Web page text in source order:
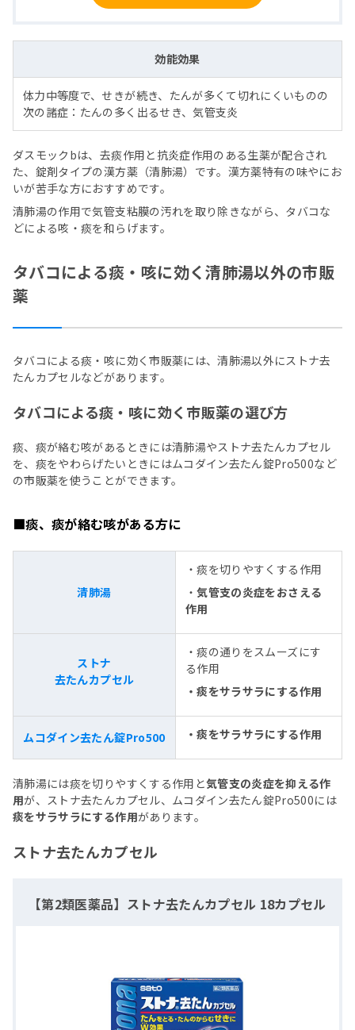
効能効果
体力中等度で、せきが続き、たんが多くて切れにくいものの
次の諸症：たんの多く出るせき、気管支炎
ダスモックbは、去痰作用と抗炎症作用のある生薬が配合され
た、錠剤タイプの漢方薬（清肺湯）です。漢方薬特有の味やにお
いが苦手な方におすすめです。
清肺湯の作用で気管支粘膜の汚れを取り除きながら、タバコな
どによる咳・痰を和らげます。
タバコによる痰・咳に効く清肺湯以外の市販
薬
タバコによる痰・咳に効く市販薬には、清肺湯以外にストナ去
たんカプセルなどがあります。
タバコによる痰・咳に効く市販薬の選び方
痰、痰が絡む咳があるときには清肺湯やストナ去たんカプセル
を、痰をやわらげたいときにはムコダイン去たん錠Pro500など
の市販薬を使うことができます。
■痰、痰が絡む咳がある方に
清肺湯
・痰を切りやすくする作用
・気管支の炎症をおさえる
作用
ストナ
去たんカプセル
・痰の通りをスムーズにす
る作用
・痰をサラサラにする作用
ムコダイン去たん錠Pro500 ・痰をサラサラにする作用
清肺湯には痰を切りやすくする作用と気管支の炎症を抑える作
用が、ストナ去たんカプセル、ムコダイン去たん錠Pro500には
痰をサラサラにする作用があります。
ストナ去たんカプセル
【第2類医薬品】ストナ去たんカプセル 18カプセル